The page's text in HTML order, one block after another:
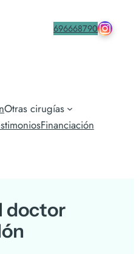
Contacta696668790
Otras cirugías
Financiación
doctor